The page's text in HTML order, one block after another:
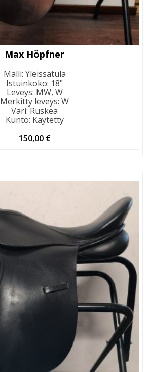
Max Höpfner
Malli: Yleissatula
Istuinkoko: 18"
Leveys: MW, W
Merkitty leveys: W
Väri: Ruskea
Kunto: Käytetty
150,00 €